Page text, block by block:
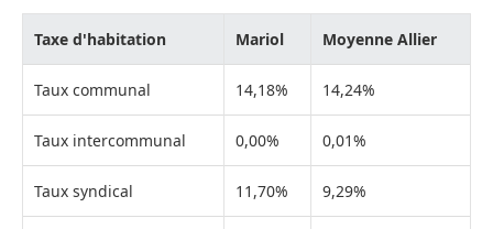
Taxe d'habitation Mariol Moyenne Allier
Taux communal 14,18% 14,24%
Taux intercommunal 0,00% 0,01%
Taux syndical 11,70% 9,29%